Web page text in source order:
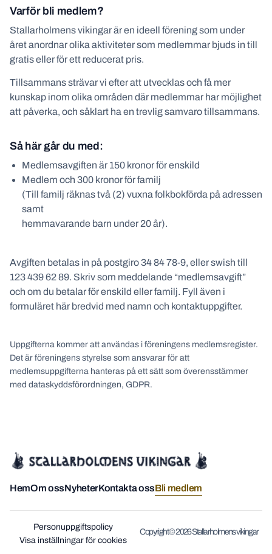
Varför bli medlem?
Stallarholmens vikingar är en ideell förening som under
året anordnar olika aktiviteter som medlemmar bjuds in till
gratis eller för ett reducerat pris.
Tillsammans strävar vi efter att utvecklas och få mer
kunskap inom olika områden där medlemmar har möjlighet
att påverka, och såklart ha en trevlig samvaro tillsammans.
Så här går du med:
Medlemsavgiften är 150 kronor för enskild
Medlem och 300 kronor för familj
(Till familj räknas två (2) vuxna folkbokförda på adressen
samt
hemmavarande barn under 20 år).
Avgiften betalas in på postgiro 34 84 78-9, eller swish till
123 439 62 89. Skriv som meddelande “medlemsavgift”
och om du betalar för enskild eller familj. Fyll även i
formuläret här bredvid med namn och kontaktuppgifter.
Uppgifterna kommer att användas i föreningens medlemsregister.
Det är föreningens styrelse som ansvarar för att
medlemsuppgifterna hanteras på ett sätt som överensstämmer
med dataskyddsförordningen, GDPR.
HemOm ossNyheterKontakta ossBli medlem
Personuppgiftspolicy
Visa inställningar för cookies
Copyright © 2026 Stallarholmens vikingar